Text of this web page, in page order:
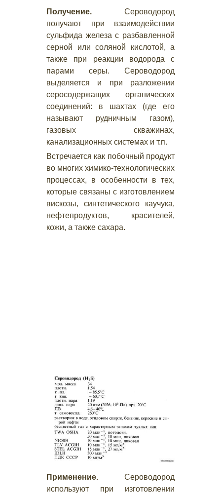
Получение. Сероводород
получают при взаимодействии
сульфида железа с разбавленной
серной или соляной кислотой, а
также при реакции водорода с
парами серы. Сероводород
выделяется и при разложении
серосодержащих органических
соединений: в шахтах (где его
называют рудничным газом),
газовых скважинах,
канализационных системах и т.п.
Встречается как побочный продукт
во многих химико-технологических
процессах, в особенности в тех,
которые связаны с изготовлением
вискозы, синтетического каучука,
нефтепродуктов, красителей,
кожи, а также сахара.
Применение. Сероводород
используют при изготовлении